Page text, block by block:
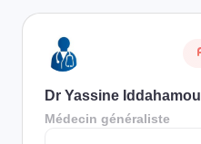
Dr Yassine Iddahamou
Médecin généraliste